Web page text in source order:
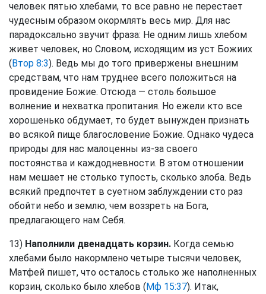
человек пятью хлебами, то все равно не перестает
чудесным образом окормлять весь мир. Для нас
парадоксально звучит фраза: Не одним лишь хлебом
живет человек, но Словом, исходящим из уст Божиих
(Втор 8:3). Ведь мы до того привержены внешним
средствам, что нам труднее всего положиться на
провидение Божие. Отсюда — столь большое
волнение и нехватка пропитания. Но ежели кто все
хорошенько обдумает, то будет вынужден признать
во всякой пище благословение Божие. Однако чудеса
природы для нас малоценны из-за своего
постоянства и каждодневности. В этом отношении
нам мешает не столько тупость, сколько злоба. Ведь
всякий предпочтет в суетном заблуждении сто раз
обойти небо и землю, чем воззреть на Бога,
предлагающего нам Себя.
13) Наполнили двенадцать корзин. Когда семью
хлебами было накормлено четыре тысячи человек,
Матфей пишет, что осталось столько же наполненных
корзин, сколько было хлебов (Мф 15:37). Итак,